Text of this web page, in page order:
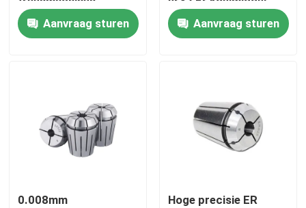
Kwaliteitscontrole
Verzoek om een Citaat
BT-Hulpmiddelhouder
SK-Hulpmiddelhouder
nauwkeurigheid 0,005
mm Aanvraag sturen
verzegelkollet
Aanvraag sturen
0.008mm
Hoge precisie ER